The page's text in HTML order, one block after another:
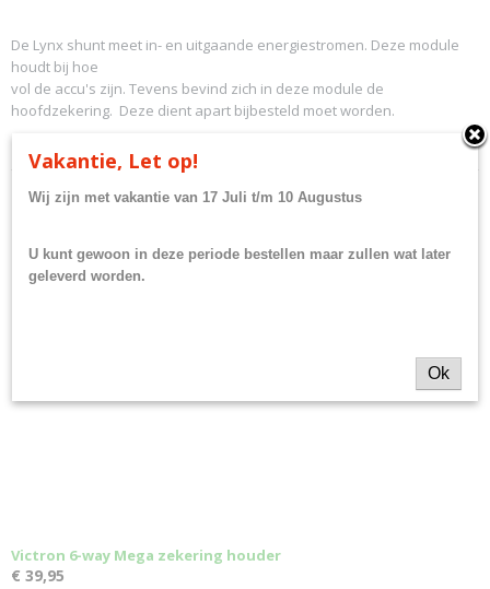
De Lynx shunt meet in- en uitgaande energiestromen. Deze module
houdt bij hoe
vol de accu's zijn. Tevens bevind zich in deze module de
hoofdzekering. Deze dient apart bijbesteld moet worden.
Ook interessant
Victron 6-way Mega zekering houder
€ 39,95
Vakantie, Let op!
Wij zijn met vakantie van 17 Juli t/m 10 Augustus
U kunt gewoon in deze periode bestellen maar zullen wat later
geleverd worden.
Ok